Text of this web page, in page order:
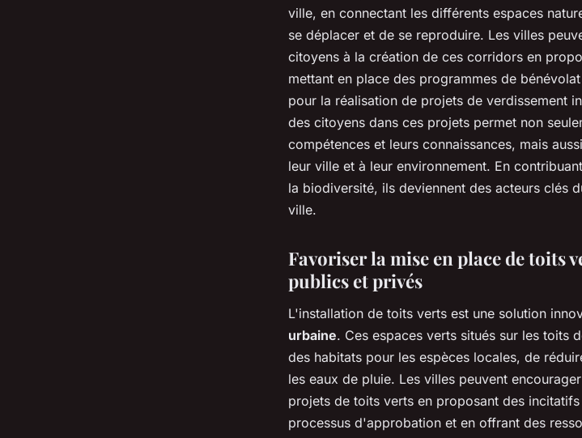
ville, en connectant les différents espaces
se déplacer et de se reproduire. Les villes
citoyens à la création de ces corridors en
mettant en place des programmes de
pour la réalisation de projets de verdissement
des citoyens dans ces projets permet non
compétences et leurs connaissances, mais
leur ville et à leur environnement. En
la biodiversité, ils deviennent des acteurs clés
ville.
Favoriser la mise en place de toits
publics et privés
L'installation de toits verts est une solution
urbaine. Ces espaces verts situés sur les toits
des habitats pour les espèces locales, de
les eaux de pluie. Les villes peuvent
projets de toits verts en proposant des
processus d'approbation et en offrant des